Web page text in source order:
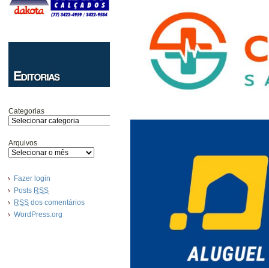
Categorias
Arquivos
Fazer login
Posts RSS
RSS dos comentários
WordPress.org